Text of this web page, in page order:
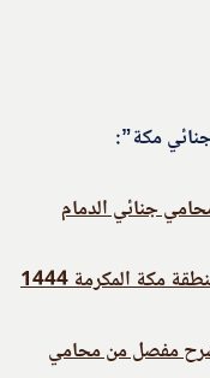
مكة”:
مفصل من محامي